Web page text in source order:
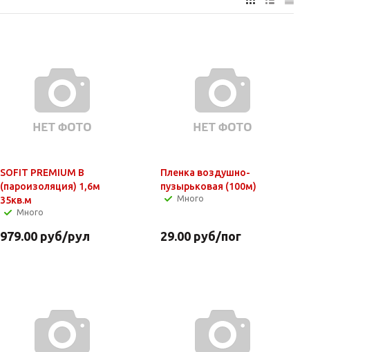
SOFIT PREMIUM В
(пароизоляция) 1,6м
35кв.м
Много
979.00 руб/рул
Пленка воздушно-
пузырьковая (100м)
Много
29.00руб/пог